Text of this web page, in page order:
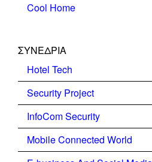
Cool Home
ΣΥΝΕΔΡΙΑ
Hotel Tech
Security Project
InfoCom Security
Mobile Connected World